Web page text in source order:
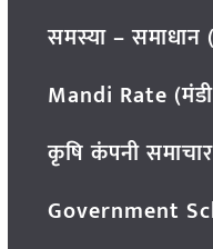
समस्या –
Mandi Rate
कृषि कंपनी
Government